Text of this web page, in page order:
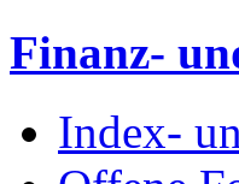
Finanz-
Index-